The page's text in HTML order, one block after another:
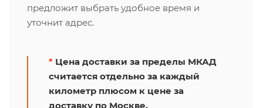
предложит выбрать удобное время и
уточнит адрес.
* Цена доставки за пределы МКАД
считается отдельно за каждый
километр плюсом к цене за
доставку по Москве.